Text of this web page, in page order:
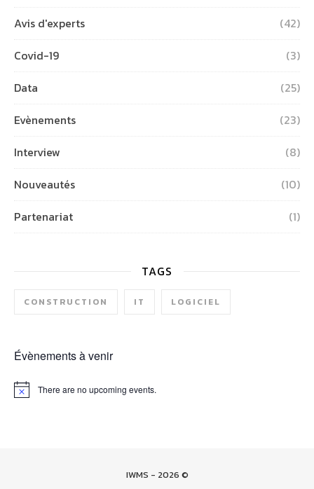
Avis d'experts
(42)
Covid-19
(3)
Data
(25)
Evènements
(23)
Interview
(8)
Nouveautés
(10)
Partenariat
(1)
TAGS
CONSTRUCTION IT LOGICIEL
Évènements à venir
Notice There are no upcoming events.
IWMS - 2026 ©